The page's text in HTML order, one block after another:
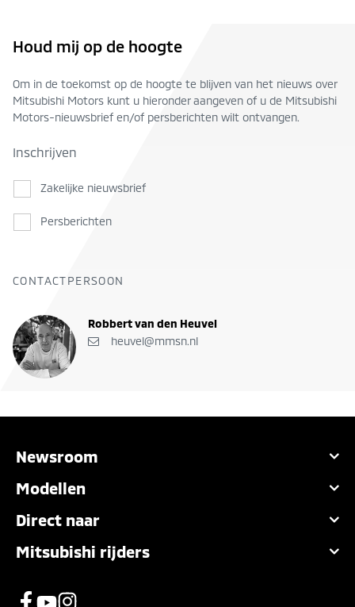
Houd mij op de hoogte
Om in de toekomst op de hoogte te blijven van het nieuws over
Mitsubishi Motors kunt u hieronder aangeven of u de Mitsubishi
Motors-nieuwsbrief en/of persberichten wilt ontvangen.
Inschrijven
Zakelijke nieuwsbrief
Persberichten
CONTACTPERSOON
Robbert van den Heuvel
heuvel@mmsn.nl
Newsroom
Modellen
Direct naar
Mitsubishi rijders